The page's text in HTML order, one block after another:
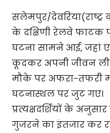
सलेमपुर/
के दक्षिणी रेलवे फाटक
घटना सामने आई, जहां
कूदकर अपनी जीवन
मौके पर अफरा-तफरी
घटनास्थल पर जुट गए।
प्रत्यक्षदर्शियों के
गुजरने का इंतजार कर